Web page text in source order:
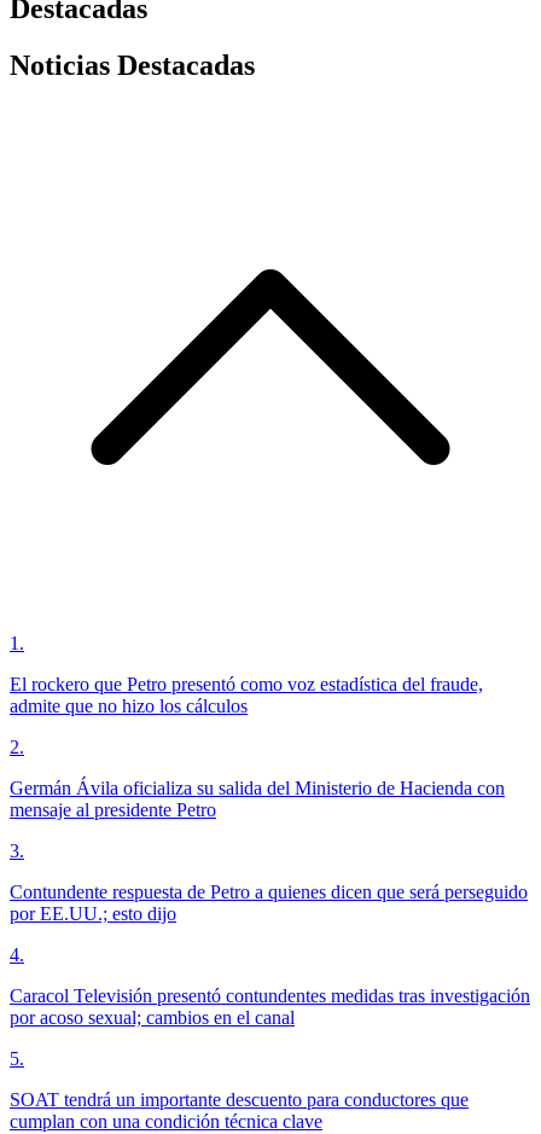
Destacadas
Noticias Destacadas
1 .
El rockero que Petro presentó como voz estadística del fraude,
admite que no hizo los cálculos
2.
Germán Ávila oficializa su salida del Ministerio de Hacienda con
mensaje al presidente Petro
3.
Contundente respuesta de Petro a quienes dicen que será perseguido
por EE.UU.; esto dijo
4.
Caracol Televisión presentó contundentes medidas tras investigación
por acoso sexual; cambios en el canal
5.
SOAT tendrá un importante descuento para conductores que
cumplan con una condición técnica clave